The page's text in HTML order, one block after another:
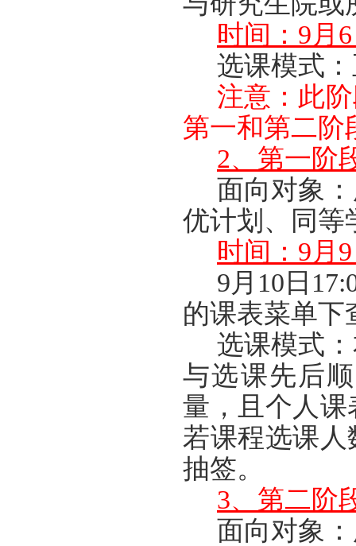
时间：9月
选课模式
注意：此
第一和第二阶
2、第一阶
面向对象
优计划、同等
时间：9月
9月 10 日
的课表菜单下
选课模式
与选课先后
量，且个人
若课程选课
抽签。
3、第二阶
面向对象